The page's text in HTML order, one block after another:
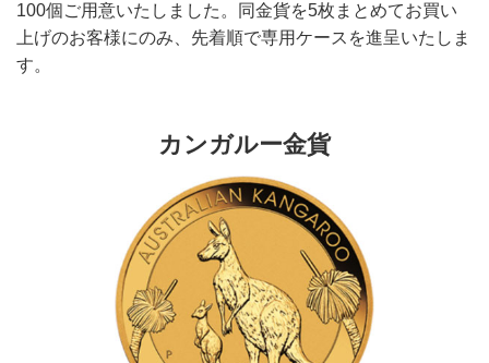
100個ご用意いたしました。同金貨を5枚まとめてお買い
上げのお客様にのみ、先着順で専用ケースを進呈いたしま
す。
カンガルー金貨